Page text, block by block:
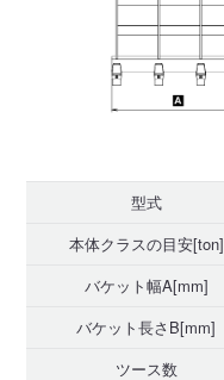
型式
本体クラスの目安[ton]
バケット幅A[mm]
バケット長さB[mm]
ツース数